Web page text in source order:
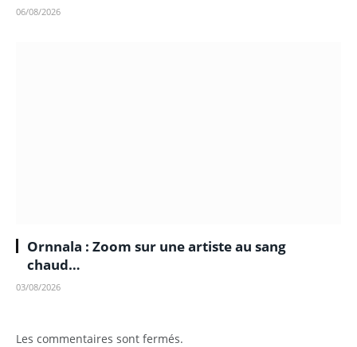
06/08/2026
Ornnala : Zoom sur une artiste au sang
chaud…
03/08/2026
Les commentaires sont fermés.